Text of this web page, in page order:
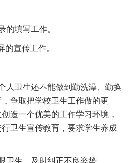
填写工作。
宣传工作。
卫生还不能做到勤洗澡、勤换
争取把学校卫生工作做的更
造一个优美的工作学习环境，
卫生宣传教育，要求学生养成
生，及时纠正不良姿势。